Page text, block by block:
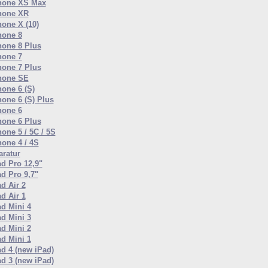
XS Max
XR
X (10)
8
8 Plus
7
7 Plus
SE
6 (S)
6 (S) Plus
6
6 Plus
5 / 5C / 5S
4 / 4S
Pro 12,9"
Pro 9,7"
Air 2
Air 1
Mini 4
Mini 3
Mini 2
Mini 1
4 (new iPad)
3 (new iPad)